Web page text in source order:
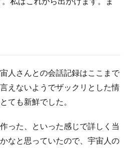
人さんとの会話記録はここまで
えないようでザックリとした情
ても新鮮でした。
った、といった感じで詳しく当
なと思っていたので、宇宙人の